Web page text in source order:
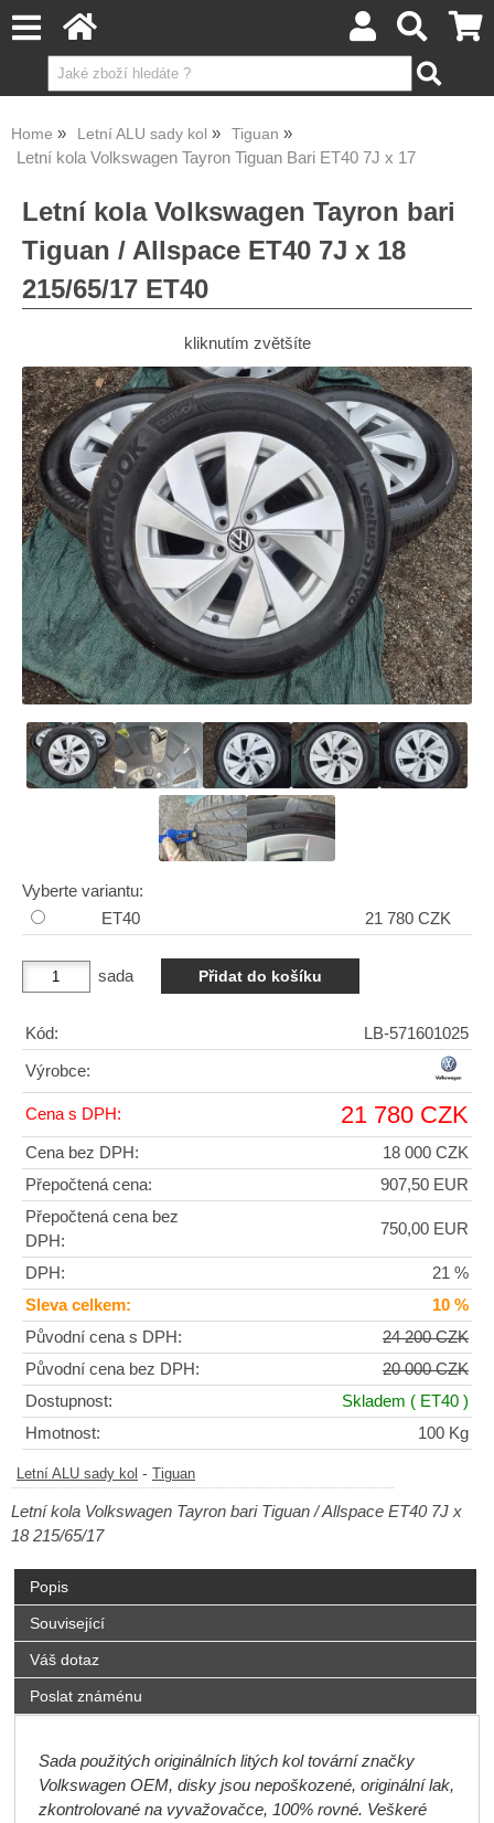
Home Letní ALU sady kol Tiguan
Letní kola Volkswagen Tayron Tiguan Bari ET40 7J x 17
Letní kola Volkswagen Tayron bari
Tiguan / Allspace ET40 7J x 18
215/65/17 ET40
kliknutím zvětšíte
Vyberte variantu:
ET40
21 780 CZK
sada
Kód: LB-571601025
Výrobce:
Cena s DPH: 21 780 CZK
Cena bez DPH:
18 000 CZK
Přepočtená cena:
907,50 EUR
Přepočtená cena bez
DPH:
750,00 EUR
DPH:
21 %
Sleva celkem:
10 %
Původní cena s DPH:
24 200 CZK
Původní cena bez DPH:
20 000 CZK
Dostupnost:
Skladem ( ET40 )
Hmotnost:
100 Kg
Letní ALU sady kol - Tiguan
Letní kola Volkswagen Tayron bari Tiguan / Allspace ET40 7J x
18 215/65/17
Popis
Související
Váš dotaz
Poslat známénu
Sada použitých originálních litých kol tovární značky
Volkswagen OEM, disky jsou nepoškozené, originální lak,
zkontrolované na vyvažovačce, 100% rovné. Veškeré